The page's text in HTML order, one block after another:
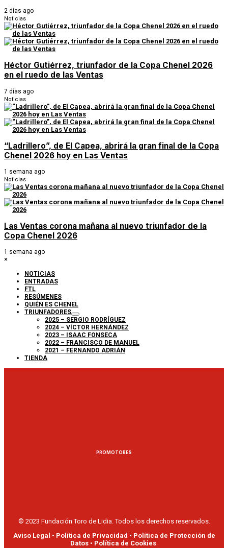
2 días ago
Noticias
Héctor Gutiérrez, triunfador de la Copa Chenel 2026
en el ruedo de las Ventas
7 días ago
Noticias
“Ladrillero”, de El Capea, abrirá la gran final de la Copa
Chenel 2026 hoy en Las Ventas
1 semana ago
Noticias
Las Ventas corona mañana al nuevo triunfador de la
Copa Chenel 2026
1 semana ago
×
NOTICIAS
ENTRADAS
FTL
RESÚMENES
QUIÉN ES CHENEL
TRIUNFADORES
2025 – SERGIO RODRÍGUEZ
2024 – VÍCTOR HERNÁNDEZ
2023 – ISAAC FONSECA
2022 – FRANCISCO DE MANUEL
2021 – FERNANDO ADRIÁN
TIENDA
PROMOTORES
© 2023 Fundación Toro de Lidia. Todos los derechos reservados.
Aviso Legal • Política de Privacidad • Política de Protección de
Datos • Política de Cookies